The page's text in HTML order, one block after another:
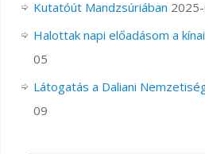
Kutatóút Mandzsúriában
Halottak napi előadásom a
05
Látogatás a Daliani
09